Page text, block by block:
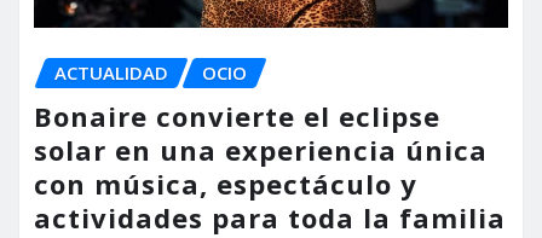
ACTUALIDAD OCIO
Bonaire convierte el eclipse
solar en una experiencia única
con música, espectáculo y
actividades para toda la familia